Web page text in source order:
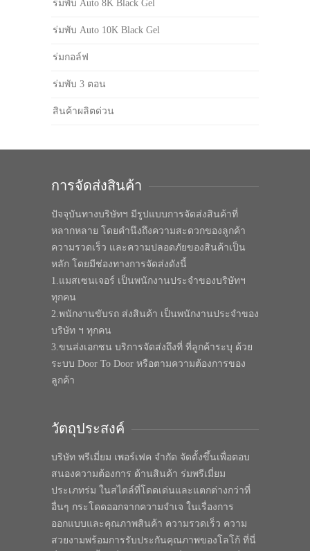
ร่มพับ Auto 8K Black Gel
ร่มพับ Auto 10K Black Gel
ร่มกอล์ฟ
ร่มพับ 3 ตอน
สินค้าผลิตด่วน
การจัดส่งสินค้า
ปัจจุบันทางบริษัทฯ มีรูปแบบการจัดส่งสินค้าที่
หลากหลาย โดยคำนึงถึงความสะดวกของลูกค้า
ความรวดเร็ว และความปลอดภัยของสินค้าเป็น
หลัก โดยมีช่องทางการจัดส่งดังนี้
1.แมสเซนเจอร์ เป็นพนักงานประจำของบริษัทฯ
ทุกคน
2.พนักงานขับรถ ส่งสินค้า เป็นพนักงานประจำของ
บริษัท ฯ ทุกคน
3.ขนส่งเอกชน บริการจัดส่งถึงที่ ที่ลูกค้าระบุ ด้วย
ระบบ Door To Door หรือตามความต้องการของ
ลูกค้า
วัตถุประสงค์
บริษัท พรีเมี่ยม เพอร์เฟค จำกัด จัดตั้งขึ้นเพื่อตอบ
สนองความต้องการ ด้านสินค้า ร่มพรีเมี่ยม
ประเภทร่ม ในสไตล์ที่โดดเด่นและแตกต่างกว่าที่
อื่นๆ กระโดดออกจากความจำเจ ในเรื่องการ
ออกแบบและคุณภาพสินค้า ความรวดเร็ว ความ
สวยงามพร้อมการรับประกันคุณภาพของโลโก้ ที่นี่